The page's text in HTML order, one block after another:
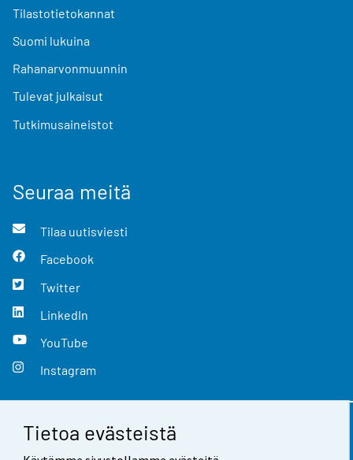
Tietoa evästeistä
Tilastotietokannat
Suomi lukuina
Rahanarvonmuunnin
Tulevat julkaisut
Tutkimusaineistot
Seuraa meitä
Tilaa uutisviesti
Facebook
Twitter
LinkedIn
YouTube
Instagram
Yhteystiedot